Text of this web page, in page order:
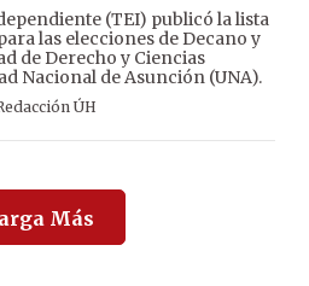
(TEI) publicó la lista
las elecciones de Decano y
de Derecho y Ciencias
Nacional de Asunción (UNA).
ÚH
Más